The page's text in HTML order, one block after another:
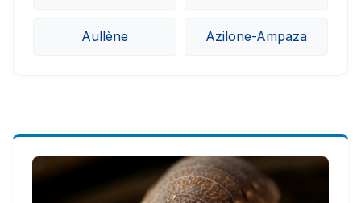
Aullène Azilone-Ampaza